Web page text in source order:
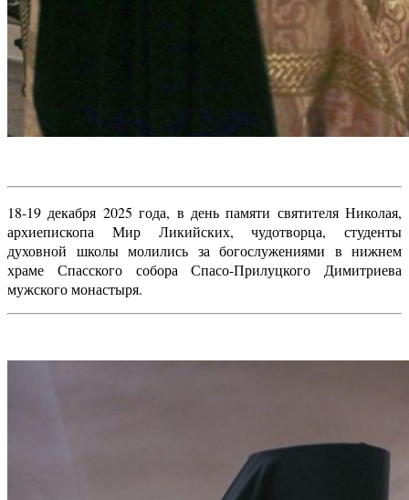
18-19 декабря 2025 года, в день памяти святителя Николая,
архиепископа Мир Ликийских, чудотворца, студенты
духовной школы молились за богослужениями в нижнем
храме Спасского собора Спасо-Прилуцкого Димитриева
мужского монастыря.